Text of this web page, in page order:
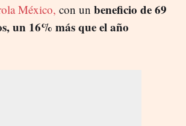
México, con un beneficio de 69
un 16% más que el año